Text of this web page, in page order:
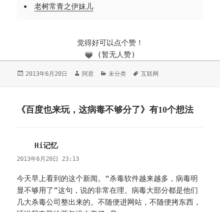
老树常青之伊妹儿
觉得好可以点个赞！
(暂无人赞)
发
2013年6月20日
作
阿君
分
未分类
标
互联网
《百度也来玩，这病毒不够分了》有10个想法
Hi记忆说
道：
2013年6月20日 23:13
今天早上看到的这个新闻。“杀毒软件越来越多，病毒明
显不够用了”这句，说的非常在理。病毒大部分都是他们
几大杀毒公司整出来的。不随便进网站，不随便拷东西，